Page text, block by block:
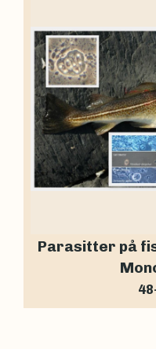
Parasitter på